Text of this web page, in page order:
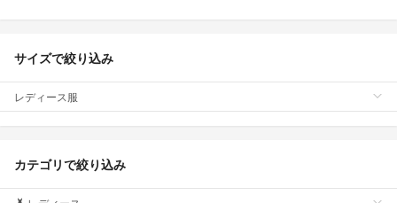
サイズで絞り込み
レディース服
カテゴリで絞り込み